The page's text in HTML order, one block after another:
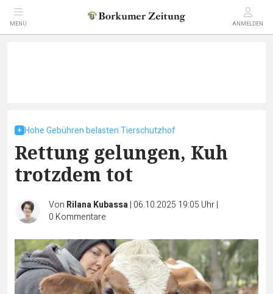
MENÜ ANMELDEN
Hohe Gebühren belasten Tierschutzhof
Rettung gelungen, Kuh
trotzdem tot
Von Rilana Kubassa| 06.10.2025 19:05 Uhr|
0 Kommentare